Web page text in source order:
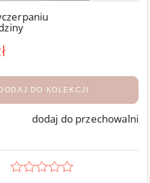
DODAJ DO KOLEKCJI
dodaj do przechowalni